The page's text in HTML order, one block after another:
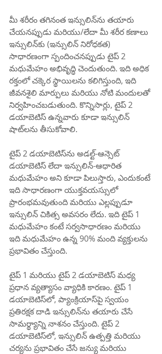
మీ శరీరం తగినంత ఇన్సులిన్‌ను తయారు
చేయనప్పుడు మరియు/లేదా మీ శరీర కణాలు
ఇన్సులిన్‌కు (ఇన్సులిన్ నిరోధకత)
సాధారణంగా స్పందించనప్పుడు టైప్ 2
మధుమేహం అభివృద్ధి చెందుతుంది. ఇది అధిక
రక్తంలో చక్కెర స్థాయిలను కలిగిస్తుంది, ఇది
జీవనశైలి మార్పులు మరియు నోటి మందులతో
నిర్వహించబడుతుంది. కొన్నిసార్లు, టైప్ 2
డయాబెటిస్ ఉన్నవారు కూడా ఇన్సులిన్
షాట్‌లను తీసుకోవాలి.
టైప్ 2 డయాబెటిస్‌ను అడల్ట్-ఆన్సెట్
డయాబెటిస్ లేదా ఇన్సులిన్-ఆధారిత
మధుమేహం అని కూడా పిలుస్తారు, ఎందుకంటే
ఇది సాధారణంగా యుక్తవయస్సులో
ప్రారంభమవుతుంది మరియు ఎల్లప్పుడూ
ఇన్సులిన్ చికిత్స అవసరం లేదు. ఇది టైప్ 1
మధుమేహం కంటే సర్వసాధారణం మరియు
ఇది మధుమేహం ఉన్న 90% మంది వ్యక్తులను
ప్రభావితం చేస్తుంది.
టైప్ 1 మరియు టైప్ 2 డయాబెటిస్ మధ్య
ప్రధాన వ్యత్యాసం వ్యాధికి కారణం. టైప్ 1
డయాబెటిస్‌లో, ప్యాంక్రియాస్‌పై స్వయం
ప్రతిరక్షక దాడి ఇన్సులిన్‌ను తయారు చేసే
సామర్థ్యాన్ని నాశనం చేస్తుంది. టైప్ 2
డయాబెటిస్‌లో, ఇన్సులిన్ ఉత్పత్తి మరియు
చర్యను ప్రభావితం చేసే జన్యు మరియు